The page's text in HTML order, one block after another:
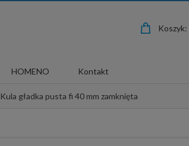
Koszyk:
HOMENO Kontakt
Kula gładka pusta fi 40 mm zamknięta